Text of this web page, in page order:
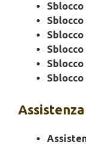
Assistenza